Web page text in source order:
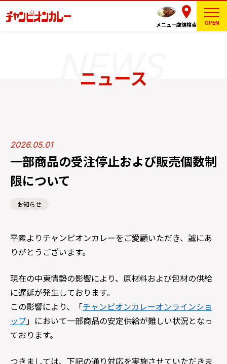
メニュー店舗検索 OPEN
ニュース
2026.05.01
一部商品の受注停止および販売個数制
限について
お知らせ
平素よりチャンピオンカレーをご愛顧いただき、誠にあ
りがとうございます。
現在の中東情勢の影響により、原材料および包材の供給
に遅延が発生しております。
この影響により、「チャンピオンカレーオンラインショ
ップ」において一部商品の安定供給が難しい状況となっ
ております。
つきましては、下記の通り対応を実施させていただきま